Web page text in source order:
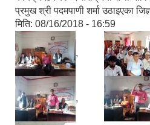
प्रमुख श्री पदमपाणी शर्मा उठाइएका
मिति: 08/16/2018 - 16:59
,
,